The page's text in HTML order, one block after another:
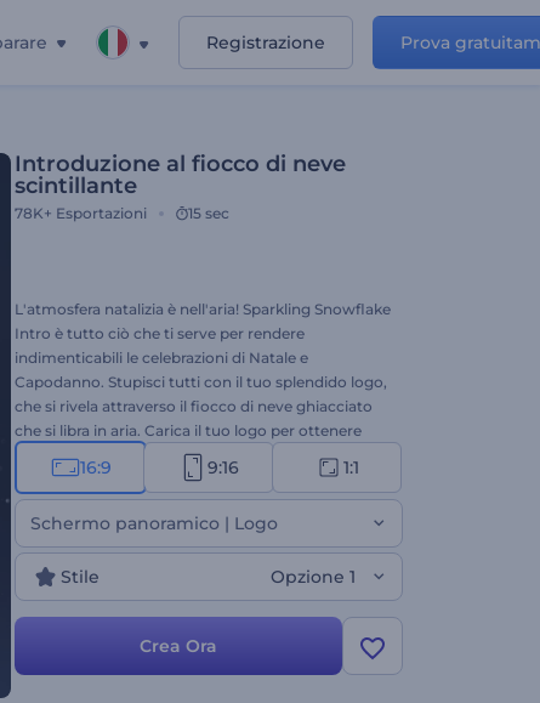
Registrazione Prova
Introduzione al fiocco di neve
scintillante
78K+ Esportazioni 15 sec
L'atmosfera natalizia è nell'aria! Sparkling Snowflake
Intro è tutto ciò che ti serve per rendere
indimenticabili le celebrazioni di Natale e
Capodanno. Stupisci tutti con il tuo splendido logo,
che si rivela attraverso il fiocco di neve ghiacciato
che si libra in aria. Carica il tuo logo per ottenere
un'animazione video ad alta risoluzione in pochi
clic. Perfetta per intro natalizie, spot televisivi di
Natale, introduzioni per presentazioni e molti altri
progetti creativi. Provala subito!
16:9 9:16 1:1
Schermo panoramico | Logo
Stile Opzione 1
Crea Ora